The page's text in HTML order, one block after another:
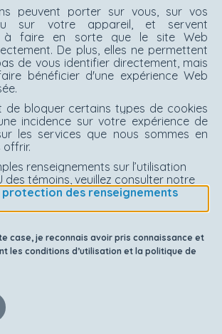
peuvent porter sur vous, sur vos
sur votre appareil, et servent
à faire en sorte que le site Web
De plus, elles ne permettent
de vous identifier directement, mais
bénéficier d'une expérience Web
de bloquer certains types de cookies
incidence sur votre expérience de
les services que nous sommes en
offrir.
renseignements sur l’utilisation
des témoins, veuillez consulter notre
des renseignements
case, je reconnais avoir pris connaissance et
les conditions d’utilisation et la politique de